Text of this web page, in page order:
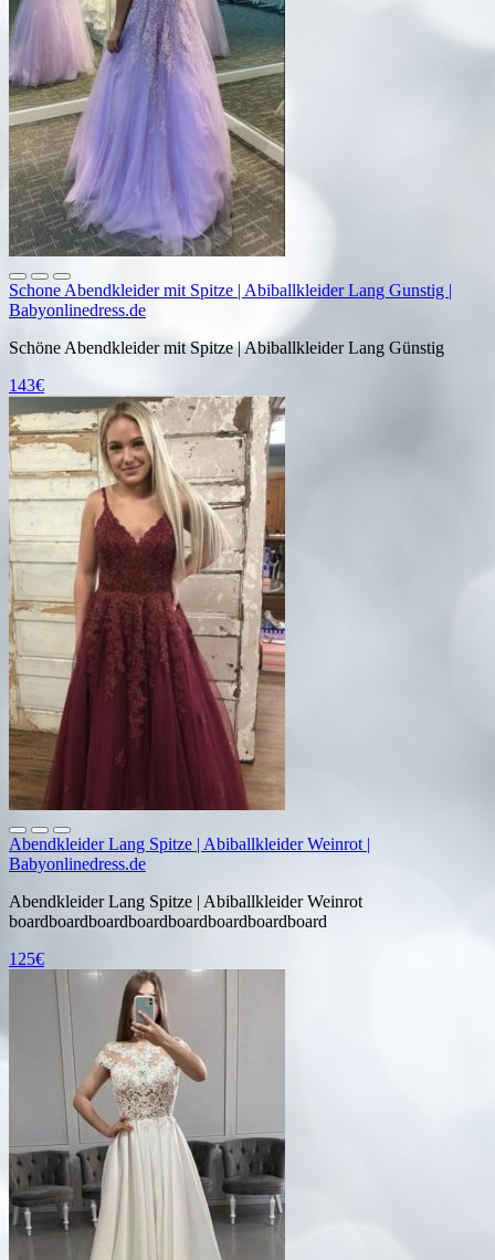
Schone Abendkleider mit Spitze | Abiballkleider Lang Gunstig |
Babyonlinedress.de
Schöne Abendkleider mit Spitze | Abiballkleider Lang Günstig
143€
Abendkleider Lang Spitze | Abiballkleider Weinrot |
Babyonlinedress.de
Abendkleider Lang Spitze | Abiballkleider Weinrot
boardboardboardboardboardboardboardboard
125€